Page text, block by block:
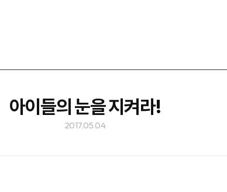
아이들의 눈을 지켜라!
2017.05.04